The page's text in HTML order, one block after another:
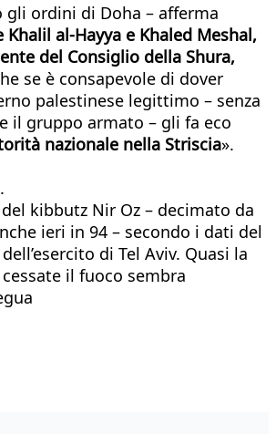
ordini di Doha – afferma
al-Hayya e Khaled Meshal,
del Consiglio della Shura,
se è consapevole di dover
palestinese legittimo – senza
il gruppo armato – gli fa eco
nazionale nella Striscia».
kibbutz Nir Oz – decimato da
ieri in 94 – secondo i dati del
di Tel Aviv. Quasi la
il fuoco sembra